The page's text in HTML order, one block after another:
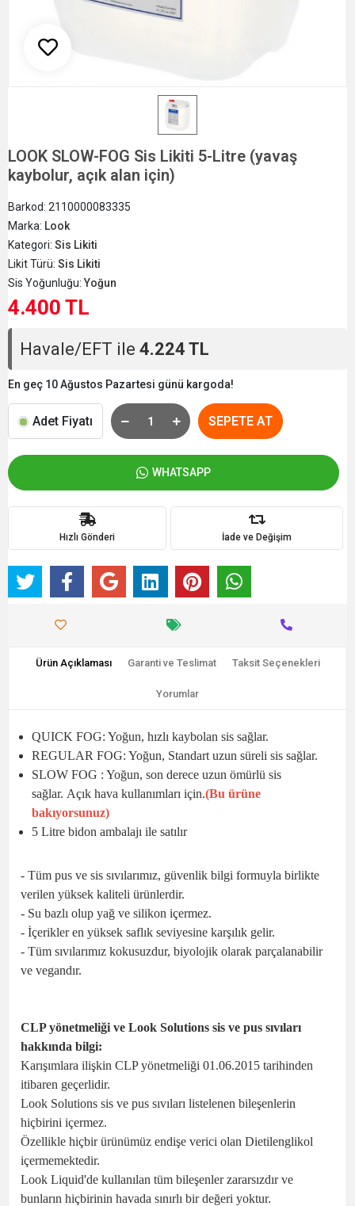
LOOK SLOW-FOG Sis Likiti 5-Litre (yavaş
kaybolur, açık alan için)
Barkod: 2110000083335
Marka: Look
Kategori: Sis Likiti
Likit Türü: Sis Likiti
Sis Yoğunluğu:Yoğun
4.400 TL
Havale/EFT ile 4.224 TL
En geç 10 Ağustos Pazartesi günü kargoda!
Adet Fiyatı SEPETE AT
WHATSAPP
Hızlı Gönderi İade ve Değişim
Ürün Açıklaması Garanti ve Teslimat Taksit Seçenekleri
Yorumlar
QUICK FOG: Yoğun, hızlı kaybolan sis sağlar.
REGULAR FOG: Yoğun, Standart uzun süreli sis sağlar.
SLOW FOG : Yoğun, son derece uzun ömürlü sis
sağlar. Açık hava kullanımları için.(Bu ürüne
bakıyorsunuz)
5 Litre bidon ambalajı ile satılır
- Tüm pus ve sis sıvılarımız, güvenlik bilgi formuyla birlikte
verilen yüksek kaliteli ürünlerdir.
- Su bazlı olup yağ ve silikon içermez.
- İçerikler en yüksek saflık seviyesine karşılık gelir.
- Tüm sıvılarımız kokusuzdur, biyolojik olarak parçalanabilir
ve vegandır.
CLP yönetmeliği ve Look Solutions sis ve pus sıvıları
hakkında bilgi:
Karışımlara ilişkin CLP yönetmeliği 01.06.2015 tarihinden
itibaren geçerlidir.
Look Solutions sis ve pus sıvıları listelenen bileşenlerin
hiçbirini içermez.
Özellikle hiçbir ürünümüz endişe verici olan Dietilenglikol
içermemektedir.
Look Liquid'de kullanılan tüm bileşenler zararsızdır ve
bunların hiçbirinin havada sınırlı bir değeri yoktur.